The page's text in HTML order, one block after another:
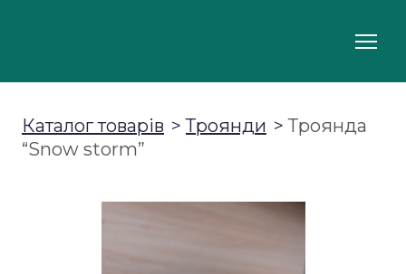
Каталог товарів Троянди
Троянда
“Snow storm”